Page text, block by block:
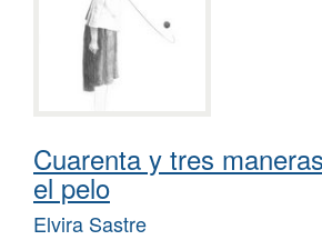
Cuarenta y tres
el pelo
Elvira Sastre